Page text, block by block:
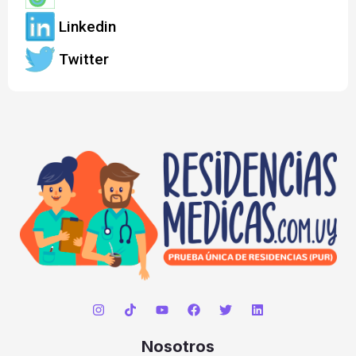
Linkedin
Twitter
Nosotros